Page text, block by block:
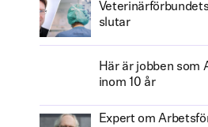
slutar
Här är jobben som
inom 10 år
Expert om